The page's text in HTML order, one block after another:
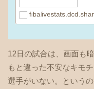
12日の試合は、画面も
もと違った不安なキモ
選手がいない。という